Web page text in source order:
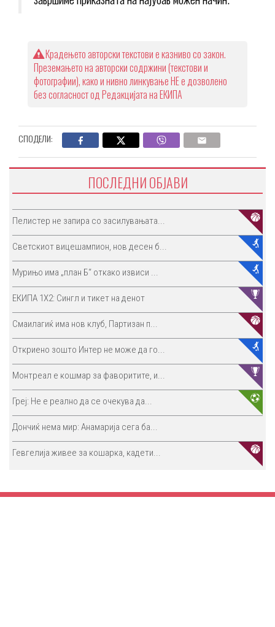
Крадењето авторски текстови е казниво со закон.
Преземањето на авторски содржини (текстови и
фотографии), како и нивно линкување НЕ е дозволено
без согласност од Редакцијата на ЕКИПА
СПОДЕЛИ:
ПОСЛЕДНИ ОБЈАВИ
Пелистер не запира со засилувањата...
Светскиот вицешампион, нов десен б...
Мурињо има „план Б“ откако извиси ...
ЕКИПА 1Х2: Сингл и тикет на денот
Смаилагиќ има нов клуб, Партизан п...
Откриено зошто Интер не може да го...
Монтреал е кошмар за фаворитите, и...
Греј: Не е реално да се очекува да...
Дончиќ нема мир: Анамарија сега ба...
Гевгелија живее за кошарка, кадети...